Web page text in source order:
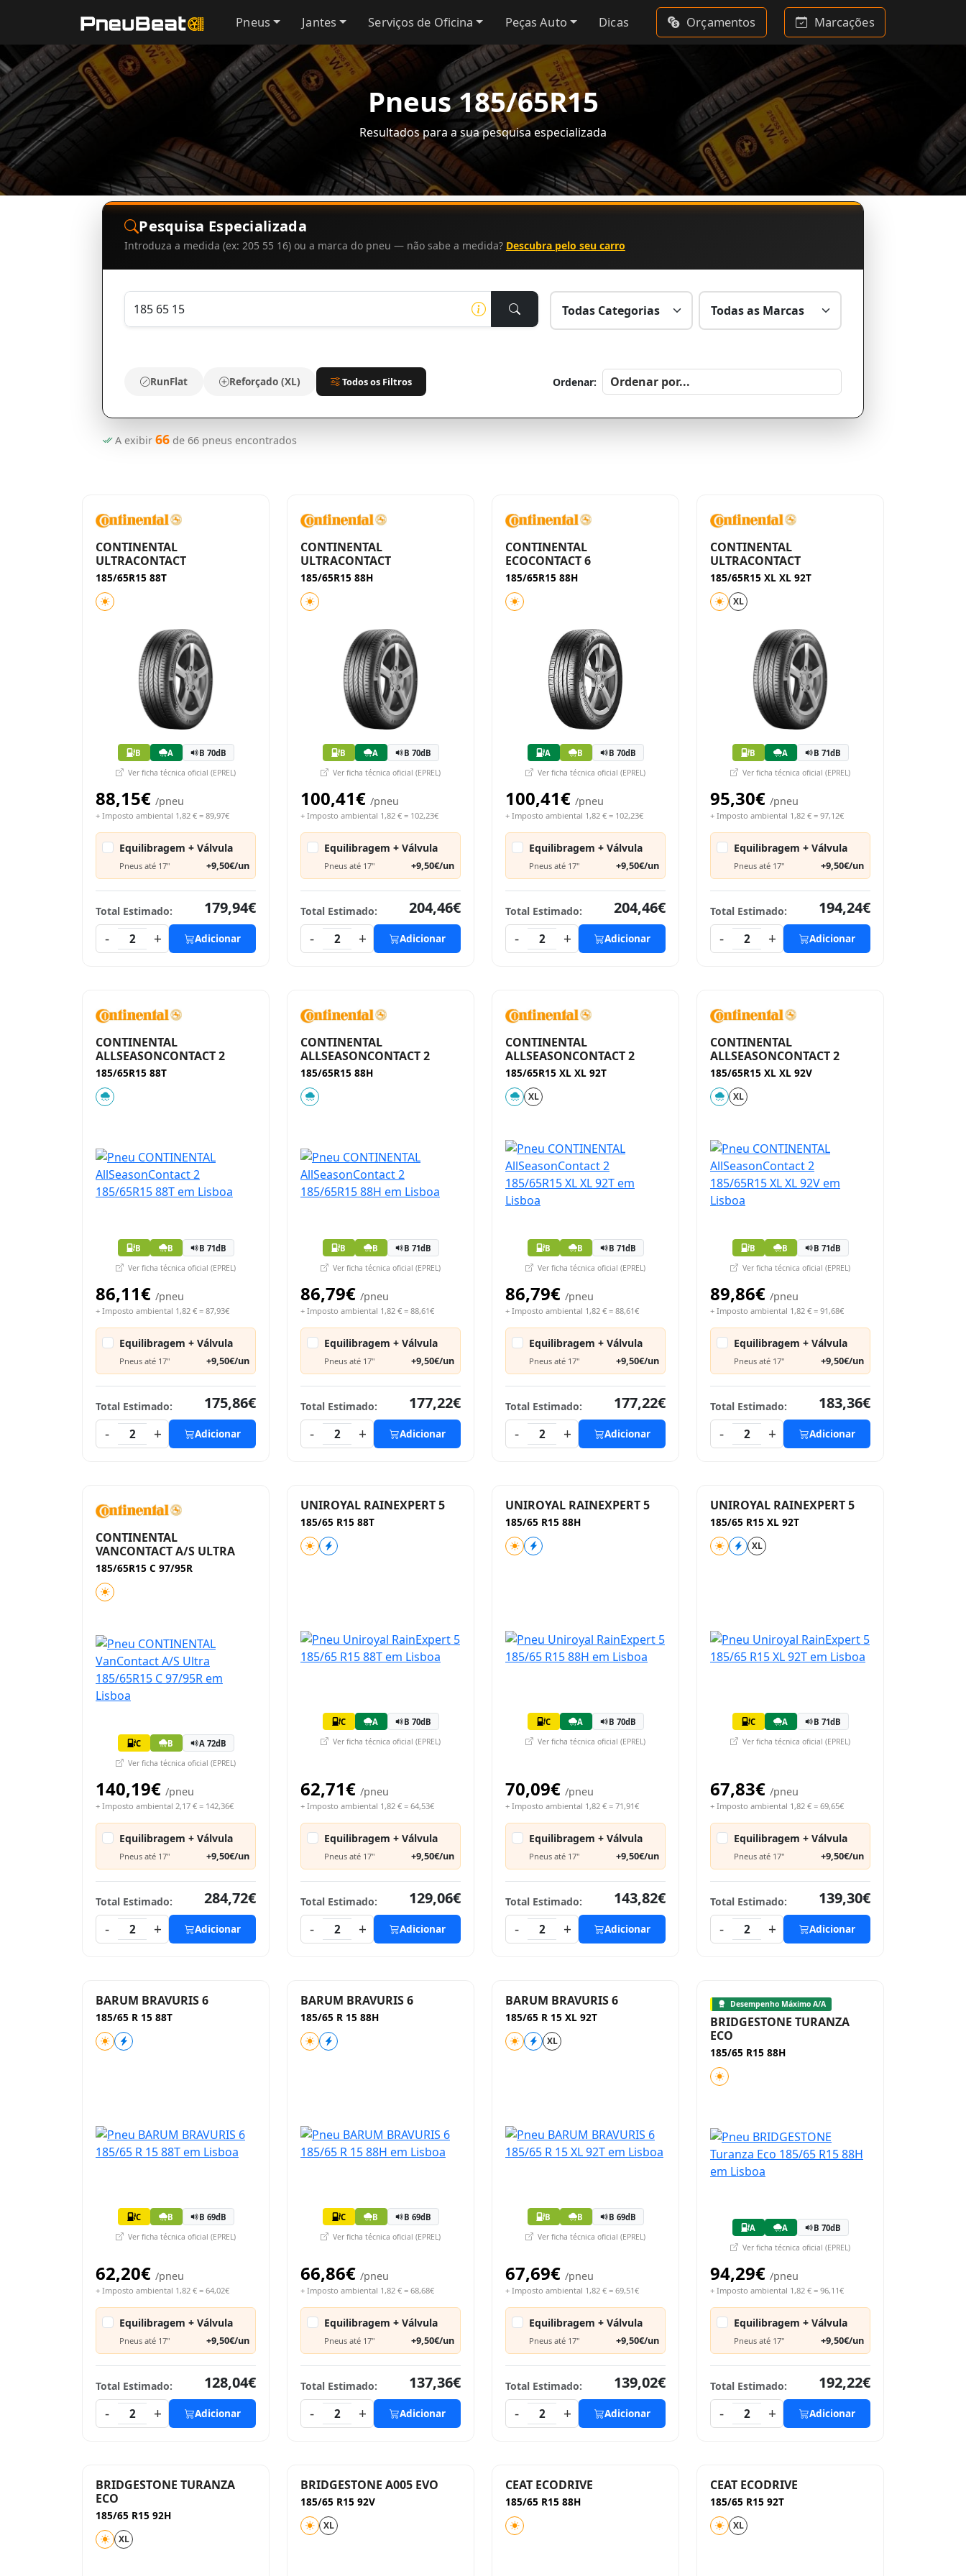
Pneus Jantes Serviços de Oficina Peças Auto Dicas Orçamentos Marcações
Pneus 185/65R15
Resultados para a sua pesquisa especializada
Pesquisa Especializada
Introduza a medida (ex: 205 55 16) ou a marca do pneu — não sabe a medida? Descubra pelo seu carro
RunFlat Reforçado (XL) Todos os Filtros Ordenar:
A exibir 66de 66pneus encontrados
CONTINENTAL
ULTRACONTACT
185/65R15 88T
B A B 70dB
Ver ficha técnica oficial (EPREL)
88,15€ /pneu
+ Imposto ambiental 1,82 € = 89,97€
Equilibragem + Válvula
Pneus até 17" +9,50€/un
Total Estimado:
179,94€
-
2 + Adicionar
CONTINENTAL
ULTRACONTACT
185/65R15 88H
B A B 70dB
Ver ficha técnica oficial (EPREL)
100,41€ /pneu
+ Imposto ambiental 1,82 € = 102,23€
Equilibragem + Válvula
Pneus até 17" +9,50€/un
Total Estimado:
204,46€
-
2 + Adicionar
CONTINENTAL
ECOCONTACT 6
185/65R15 88H
A B B 70dB
Ver ficha técnica oficial (EPREL)
100,41€ /pneu
+ Imposto ambiental 1,82 € = 102,23€
Equilibragem + Válvula
Pneus até 17" +9,50€/un
Total Estimado:
204,46€
-
2 + Adicionar
CONTINENTAL
ULTRACONTACT
185/65R15 XL XL 92T
XL
B A B 71dB
Ver ficha técnica oficial (EPREL)
95,30€ /pneu
+ Imposto ambiental 1,82 € = 97,12€
Equilibragem + Válvula
Pneus até 17" +9,50€/un
Total Estimado:
194,24€
-
2 + Adicionar
CONTINENTAL
ALLSEASONCONTACT 2
185/65R15 88T
B B B 71dB
Ver ficha técnica oficial (EPREL)
86,11€ /pneu
+ Imposto ambiental 1,82 € = 87,93€
Equilibragem + Válvula
Pneus até 17" +9,50€/un
Total Estimado:
175,86€
-
2 + Adicionar
CONTINENTAL
ALLSEASONCONTACT 2
185/65R15 88H
B B B 71dB
Ver ficha técnica oficial (EPREL)
86,79€ /pneu
+ Imposto ambiental 1,82 € = 88,61€
Equilibragem + Válvula
Pneus até 17" +9,50€/un
Total Estimado:
177,22€
-
2 + Adicionar
CONTINENTAL
ALLSEASONCONTACT 2
185/65R15 XL XL 92T
XL
B B B 71dB
Ver ficha técnica oficial (EPREL)
86,79€ /pneu
+ Imposto ambiental 1,82 € = 88,61€
Equilibragem + Válvula
Pneus até 17" +9,50€/un
Total Estimado:
177,22€
-
2 + Adicionar
CONTINENTAL
ALLSEASONCONTACT 2
185/65R15 XL XL 92V
XL
B B B 71dB
Ver ficha técnica oficial (EPREL)
89,86€ /pneu
+ Imposto ambiental 1,82 € = 91,68€
Equilibragem + Válvula
Pneus até 17" +9,50€/un
Total Estimado:
183,36€
-
2 + Adicionar
CONTINENTAL
VANCONTACT A/S ULTRA
185/65R15 C 97/95R
C B A 72dB
Ver ficha técnica oficial (EPREL)
140,19€ /pneu
+ Imposto ambiental 2,17 € = 142,36€
Equilibragem + Válvula
Pneus até 17" +9,50€/un
Total Estimado:
284,72€
-
2 + Adicionar
UNIROYAL RAINEXPERT 5
185/65 R15 88T
C A B 70dB
Ver ficha técnica oficial (EPREL)
62,71€ /pneu
+ Imposto ambiental 1,82 € = 64,53€
Equilibragem + Válvula
Pneus até 17" +9,50€/un
Total Estimado:
129,06€
-
2 + Adicionar
UNIROYAL RAINEXPERT 5
185/65 R15 88H
C A B 70dB
Ver ficha técnica oficial (EPREL)
70,09€ /pneu
+ Imposto ambiental 1,82 € = 71,91€
Equilibragem + Válvula
Pneus até 17" +9,50€/un
Total Estimado:
143,82€
-
2 + Adicionar
UNIROYAL RAINEXPERT 5
185/65 R15 XL 92T
XL
C A B 71dB
Ver ficha técnica oficial (EPREL)
67,83€ /pneu
+ Imposto ambiental 1,82 € = 69,65€
Equilibragem + Válvula
Pneus até 17" +9,50€/un
Total Estimado:
139,30€
-
2 + Adicionar
BARUM BRAVURIS 6
185/65 R 15 88T
C B B 69dB
Ver ficha técnica oficial (EPREL)
62,20€ /pneu
+ Imposto ambiental 1,82 € = 64,02€
Equilibragem + Válvula
Pneus até 17" +9,50€/un
Total Estimado:
128,04€
-
2 + Adicionar
BARUM BRAVURIS 6
185/65 R 15 88H
C B B 69dB
Ver ficha técnica oficial (EPREL)
66,86€ /pneu
+ Imposto ambiental 1,82 € = 68,68€
Equilibragem + Válvula
Pneus até 17" +9,50€/un
Total Estimado:
137,36€
-
2 + Adicionar
BARUM BRAVURIS 6
185/65 R 15 XL 92T
XL
B B B 69dB
Ver ficha técnica oficial (EPREL)
67,69€ /pneu
+ Imposto ambiental 1,82 € = 69,51€
Equilibragem + Válvula
Pneus até 17" +9,50€/un
Total Estimado:
139,02€
-
2 + Adicionar
Desempenho Máximo A/A
BRIDGESTONE TURANZA
ECO
185/65 R15 88H
A A B 70dB
Ver ficha técnica oficial (EPREL)
94,29€ /pneu
+ Imposto ambiental 1,82 € = 96,11€
Equilibragem + Válvula
Pneus até 17" +9,50€/un
Total Estimado:
192,22€
-
2 + Adicionar
BRIDGESTONE TURANZA
ECO
185/65 R15 92H
XL
BRIDGESTONE A005 EVO
185/65 R15 92V
XL
CEAT ECODRIVE
185/65 R15 88H
CEAT ECODRIVE
185/65 R15 92T
XL